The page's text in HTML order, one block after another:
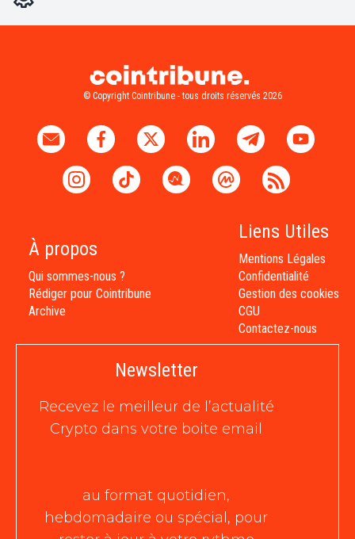
© Copyright Cointribune - tous droits réservés 2026
À propos
Qui sommes-nous ?
Rédiger pour Cointribune
Archive
Liens Utiles
Mentions Légales
Confidentialité
Gestion des cookies
CGU
Contactez-nous
Newsletter
Recevez le meilleur de l’actualité
Crypto dans votre boite email
au format quotidien,
hebdomadaire ou spécial, pour